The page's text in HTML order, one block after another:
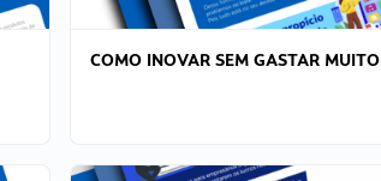
COMO INOVAR SEM GASTAR MUITO